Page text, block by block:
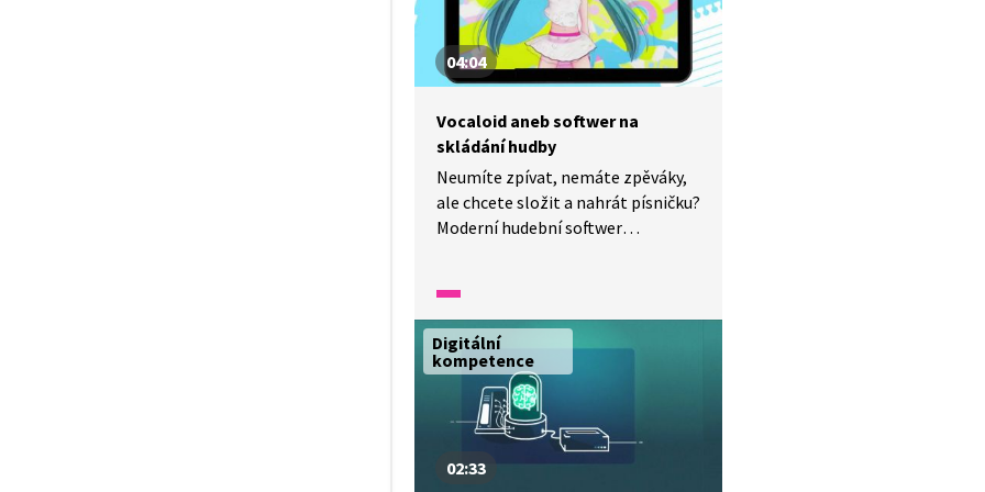
jak.
04:04
Vocaloid aneb softwer na
skládání hudby
Neumíte zpívat, nemáte zpěváky,
ale chcete složit a nahrát písničku?
Moderní hudební softwer
funguje? Více nám řekne fanynka
vocaloidu Nina Rudišová.
Digitální
kompetence
02:33